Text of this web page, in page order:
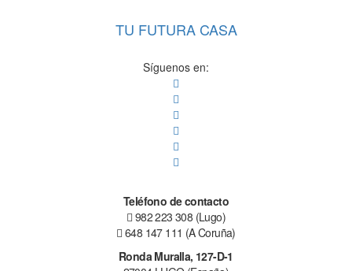
TU FUTURA CASA
Síguenos en:
Teléfono de contacto
982 223 308 (Lugo)
648 147 111 (A Coruña)
Ronda Muralla, 127-D-1